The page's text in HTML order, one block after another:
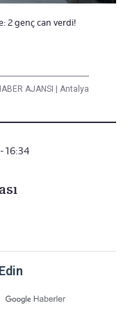
2 genç can verdi!
AJANSI Antalya
16:34